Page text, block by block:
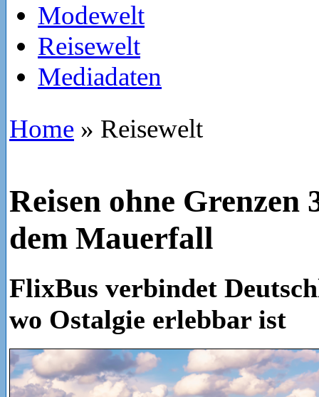
Modewelt
Reisewelt
Mediadaten
Home » Reisewelt
Reisen ohne Grenzen
dem Mauerfall
FlixBus verbindet
wo Ostalgie erlebbar ist